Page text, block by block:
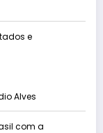
e
Alves
com a